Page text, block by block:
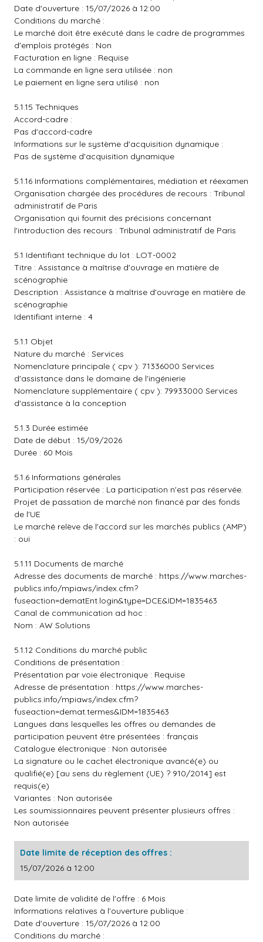
Date d'ouverture : 15/07/2026 à 12:00
Conditions du marché :
Le marché doit être exécuté dans le cadre de programmes
d'emplois protégés : Non
Facturation en ligne : Requise
La commande en ligne sera utilisée : non
Le paiement en ligne sera utilisé : non
5.1.15 Techniques
Accord-cadre :
Pas d'accord-cadre
Informations sur le système d'acquisition dynamique :
Pas de système d'acquisition dynamique
5.1.16 Informations complémentaires, médiation et réexamen
Organisation chargée des procédures de recours : Tribunal
administratif de Paris
Organisation qui fournit des précisions concernant
l'introduction des recours : Tribunal administratif de Paris
5.1 Identifiant technique du lot : LOT-0002
Titre : Assistance à maîtrise d'ouvrage en matière de
scénographie
Description : Assistance à maîtrise d'ouvrage en matière de
scénographie
Identifiant interne : 4
5.1.1 Objet
Nature du marché : Services
Nomenclature principale ( cpv ): 71336000 Services
d'assistance dans le domaine de l'ingénierie
Nomenclature supplémentaire ( cpv ): 79933000 Services
d'assistance à la conception
5.1.3 Durée estimée
Date de début : 15/09/2026
Durée : 60 Mois
5.1.6 Informations générales
Participation réservée : La participation n'est pas réservée.
Projet de passation de marché non financé par des fonds
de l'UE
Le marché relève de l'accord sur les marchés publics (AMP)
: oui
5.1.11 Documents de marché
Adresse des documents de marché : https://www.marches-
publics.info/mpiaws/index.cfm?
fuseaction=dematEnt.login&type=DCE&IDM=1835463
Canal de communication ad hoc :
Nom : AW Solutions
5.1.12 Conditions du marché public
Conditions de présentation :
Présentation par voie électronique : Requise
Adresse de présentation : https://www.marches-
publics.info/mpiaws/index.cfm?
fuseaction=demat.termes&IDM=1835463
Langues dans lesquelles les offres ou demandes de
participation peuvent être présentées : français
Catalogue électronique : Non autorisée
La signature ou le cachet électronique avancé(e) ou
qualifié(e) [au sens du règlement (UE) ? 910/2014] est
requis(e)
Variantes : Non autorisée
Les soumissionnaires peuvent présenter plusieurs offres :
Non autorisée
Date limite de réception des offres :
15/07/2026 à 12:00
Date limite de validité de l'offre : 6 Mois
Informations relatives à l'ouverture publique :
Date d'ouverture : 15/07/2026 à 12:00
Conditions du marché :